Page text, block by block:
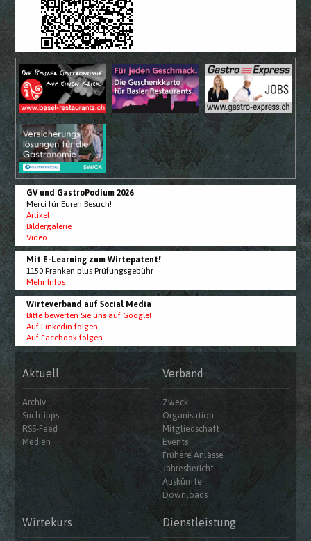
GV und GastroPodium 2026
Merci für Euren Besuch!
Artikel
Bildergalerie
Video
Mit E-Learning zum Wirtepatent!
1150 Franken plus Prüfungsgebühr
Mehr Infos
Wirteverband auf Social Media
Bitte bewerten Sie uns auf Google!
Auf Linkedin folgen
Auf Facebook folgen
Aktuell
Archiv
Suchtipps
RSS-Feed
Medien
Verband
Zweck
Organisation
Mitgliedschaft
Events
Frühere Anlässe
Jahresbericht
Auskünfte
Downloads
Wirtekurs Dienstleistung